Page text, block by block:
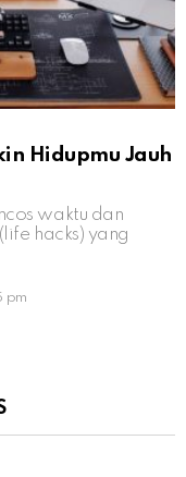
Hidupmu Jauh
waktu dan
hacks) yang
pm